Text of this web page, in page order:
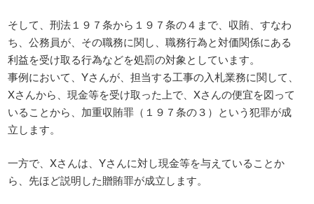
そして、刑法１９７条から１９７条の４まで、収賄、すなわ
ち、公務員が、その職務に関し、職務行為と対価関係にある
利益を受け取る行為などを処罰の対象としています。
事例において、Yさんが、担当する工事の入札業務に関して、
Xさんから、現金等を受け取った上で、Xさんの便宜を図って
いることから、加重収賄罪（１９７条の３）という犯罪が成
立します。
一方で、Xさんは、Yさんに対し現金等を与えていることか
ら、先ほど説明した贈賄罪が成立します。